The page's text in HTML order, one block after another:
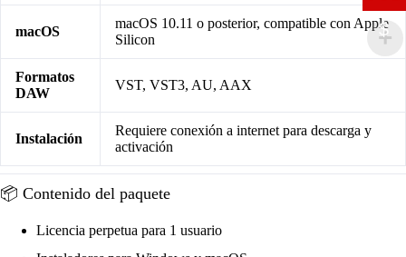
macOS
macOS 10.11 o posterior, compatible con Apple
Silicon
Formatos
DAW
VST, VST3, AU, AAX
Instalación
Requiere conexión a internet para descarga y
activación
📦 Contenido del paquete
Licencia perpetua para 1 usuario
$